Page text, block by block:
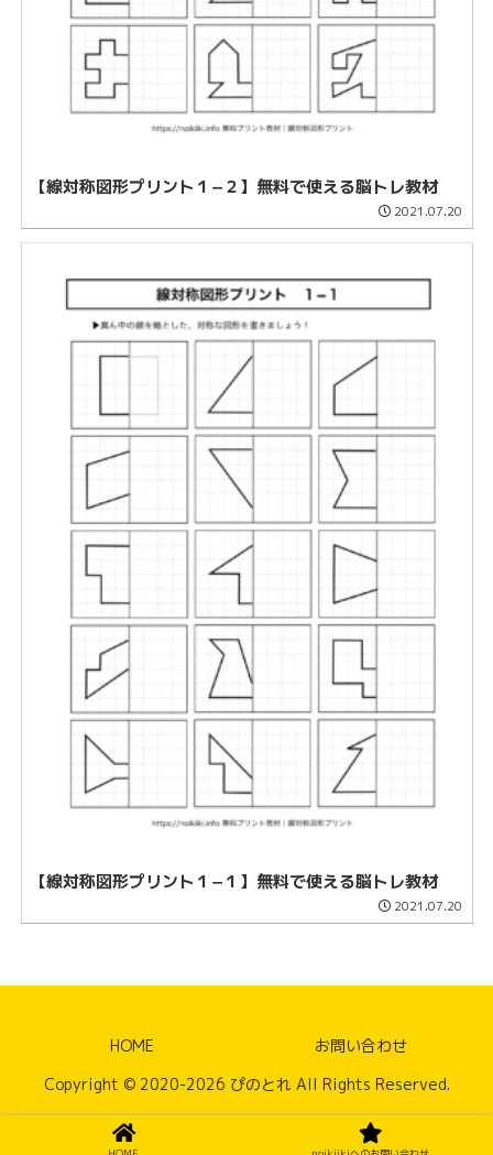
【線対称図形プリント１−２】無料で使える脳トレ教材
2021.07.20
【線対称図形プリント１−１】無料で使える脳トレ教材
2021.07.20
HOME
お問い合わせ
Copyright © 2020-2026 ぴのとれ All Rights Reserved.